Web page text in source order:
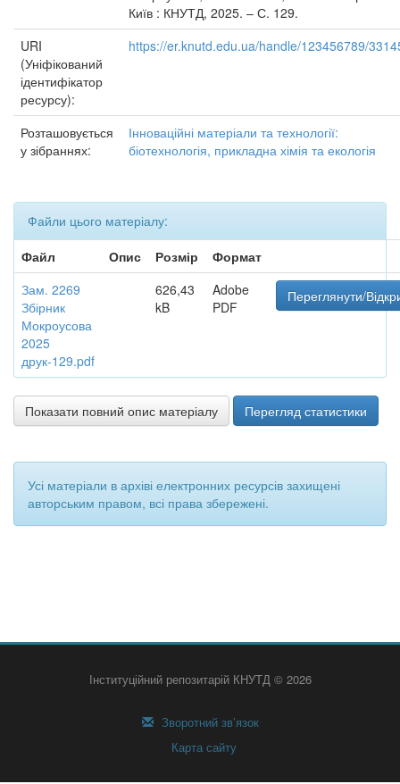
Київ : КНУТД, 2025. – С. 129.
URI
(Уніфікований
ідентифікатор
ресурсу):
https://er.knutd.edu.ua/handle/123456789/
Розташовується
у зібраннях:
Інноваційні матеріали та технології:
біотехнологія, прикладна хімія та екологія
Файли цього матеріалу:
Файл
Опис Розмір
Формат
Зам. 2269
Збірник
Мокроусова
2025
друк-129.pdf
626,43
kB
Adobe
PDF
Переглянути/
Показати повний опис матеріалу Перегляд статистики
Усі матеріали в архіві електронних ресурсів захищені
авторським правом, всі права збережені.
Інституційний репозитарій КНУТД © 2026
Зворотний зв’язок
Карта сайту